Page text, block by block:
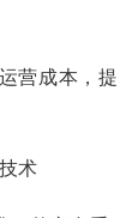
营成本，提
术